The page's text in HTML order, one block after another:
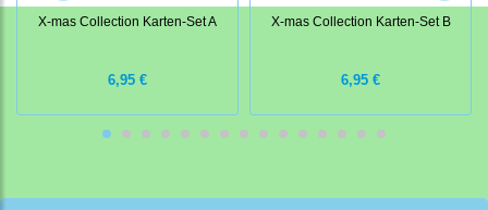
X-mas Collection Karten-Set A
6,95 €
X-mas Collection Karten-Set B
6,95 €